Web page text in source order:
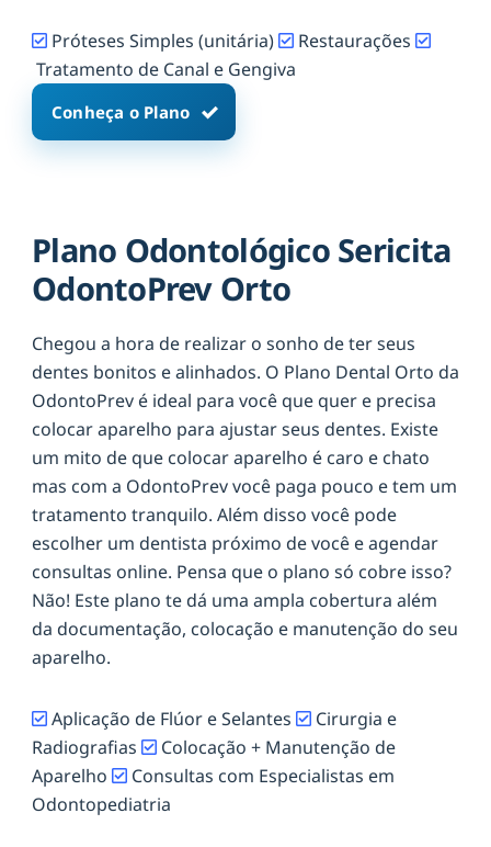
Próteses Simples (unitária)
Restaurações
Tratamento de Canal e Gengiva
Conheça o Plano
Plano Odontológico Sericita
OdontoPrev Orto
Chegou a hora de realizar o sonho de ter seus
dentes bonitos e alinhados. O Plano Dental Orto da
OdontoPrev é ideal para você que quer e precisa
colocar aparelho para ajustar seus dentes. Existe
um mito de que colocar aparelho é caro e chato
mas com a OdontoPrev você paga pouco e tem um
tratamento tranquilo. Além disso você pode
escolher um dentista próximo de você e agendar
consultas online. Pensa que o plano só cobre isso?
Não! Este plano te dá uma ampla cobertura além
da documentação, colocação e manutenção do seu
aparelho.
Aplicação de Flúor e Selantes
Cirurgia e
Radiografias
Colocação + Manutenção de
Aparelho
Consultas com Especialistas em
Odontopediatria